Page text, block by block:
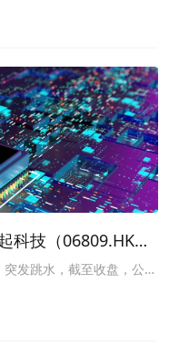
价计，解禁规模合计约
科技（06809.HK）
发跳水，截至收盘，公司